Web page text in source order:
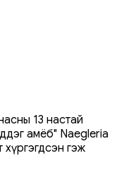
13 настай
амёб" Naegleria
гэж